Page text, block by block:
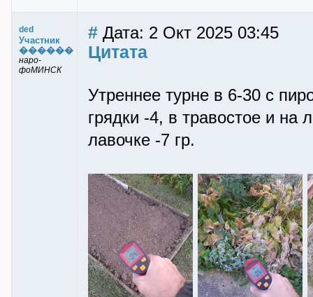
ded
Участник
������
наро-
фоМИНСК
# Дата: 2 Окт 2025 03:45
Цитата
Утреннее турне в 6-30 с
грядки -4, в травостое и на
лавочке -7 гр.